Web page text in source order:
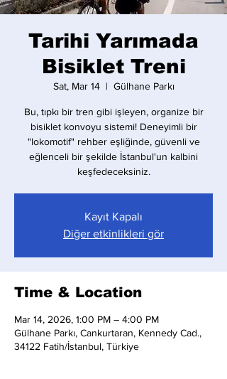
Tarihi Yarımada
Bisiklet Treni
Sat, Mar 14
  |
Gülhane Parkı
Bu, tıpkı bir tren gibi işleyen, organize bir
bisiklet konvoyu sistemi! Deneyimli bir
"lokomotif" rehber eşliğinde, güvenli ve
eğlenceli bir şekilde İstanbul'un kalbini
keşfedeceksiniz.
Kayıt Kapalı
Diğer etkinlikleri gör
Time & Location
Mar 14, 2026, 1:00 PM – 4:00 PM
Gülhane Parkı, Cankurtaran, Kennedy Cad.,
34122 Fatih/İstanbul, Türkiye